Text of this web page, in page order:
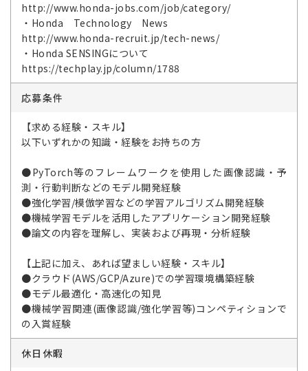
http://www.honda-jobs.com/job/category/
・Honda Technology News
http://www.honda-recruit.jp/tech-news/
・Honda SENSINGについて
https://techplay.jp/column/1788
応募条件
【求める経験・スキル】
以下いずれかの知識・経験をお持ちの方
●PyTorch等のフレームワークを使用した画像認識・予
測・行動判断などのモデル開発経験
●強化学習/模倣学習などの学習アルゴリズム開発経験
●機械学習モデルを活用したアプリケーション開発経験
●論文の内容を理解し、実装および再現・分析経験
【上記に加え、あれば望ましい経験・スキル】
●クラウド(AWS/GCP/Azure)での学習環境構築経験
●モデル最適化・高速化の知見
●機械学習関連(画像認識/強化学習等)コンペティションで
の入賞経験
休日休暇